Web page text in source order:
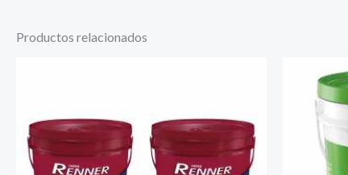
Productos relacionados